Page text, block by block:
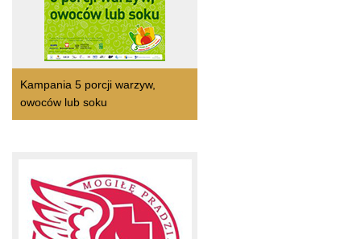
Kampania 5 porcji warzyw,
owoców lub soku